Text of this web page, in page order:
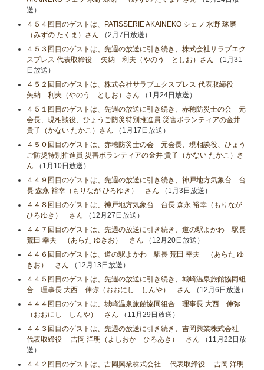
送）
４５４回目のゲストは、PATISSERIE AKAINEKO シェフ 水野 琢磨
（みずの たくま）さん （2月7日放送）
４５３回目のゲストは、先週の放送に引き続き、株式会社サラブエク
スプレス 代表取締役 矢納 利夫（やのう としお）さん （1月31
日放送）
４５２回目のゲストは、株式会社サラブエクスプレス 代表取締役
矢納 利夫（やのう としお）さん （1月24日放送）
４５１回目のゲストは、先週の放送に引き続き、赤穂防災士の会 元
会長、現相談役、ひょうご防災特別推進員 災害ボランティアの金井
貴子（かない たかこ）さん （1月17日放送）
４５０回目のゲストは、赤穂防災士の会 元会長、現相談役、ひょう
ご防災特別推進員 災害ボランティアの金井 貴子（かない たかこ）さ
ん （1月10日放送）
４４９回目のゲストは、先週の放送に引き続き、神戸地方気象台 台
長 森永 裕幸（もりなが ひろゆき） さん （1月3日放送）
４４８回目のゲストは、神戸地方気象台 台長 森永 裕幸（もりなが
ひろゆき） さん （12月27日放送）
４４７回目のゲストは、先週の放送に引き続き、道の駅よかわ 駅長
荒田 幸夫 （あらた ゆきお） さん （12月20日放送）
４４６回目のゲストは、道の駅よかわ 駅長 荒田 幸夫 （あらた ゆ
きお） さん （12月13日放送）
４４５回目のゲストは、先週の放送に引き続き、城崎温泉旅館協同組
合 理事長 大西 伸弥（おおにし しんや） さん （12月6日放送）
４４４回目のゲストは、城崎温泉旅館協同組合 理事長 大西 伸弥
（おおにし しんや） さん （11月29日放送）
４４３回目のゲストは、先週の放送に引き続き、吉岡興業株式会社
代表取締役 吉岡 洋明（よしおか ひろあき） さん （11月22日放
送）
４４２回目のゲストは、吉岡興業株式会社 代表取締役 吉岡 洋明